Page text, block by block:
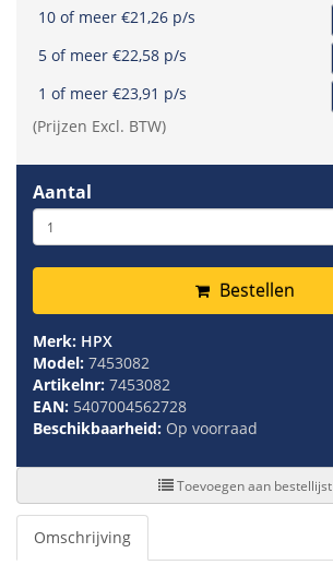
10 of meer €21,26 p/s
5 of meer €22,58 p/s
1 of meer €23,91 p/s
(Prijzen Excl. BTW)
Aantal
Bestellen
Merk: HPX
Model: 7453082
Artikelnr: 7453082
EAN: 5407004562728
Beschikbaarheid: Op voorraad
Toevoegen aan bestellijst
Omschrijving